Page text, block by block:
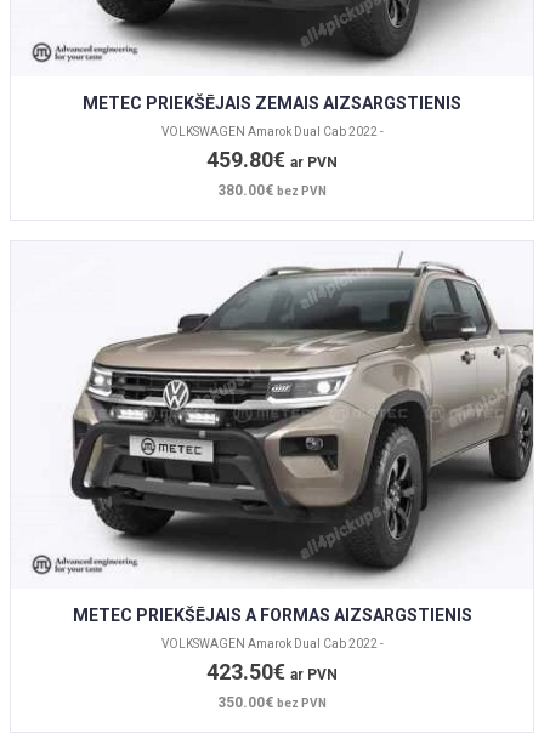
METEC PRIEKŠĒJAIS ZEMAIS AIZSARGSTIENIS
VOLKSWAGEN Amarok Dual Cab 2022 -
459.80€ ar PVN
380.00€ bez PVN
METEC PRIEKŠĒJAIS A FORMAS AIZSARGSTIENIS
VOLKSWAGEN Amarok Dual Cab 2022 -
423.50€ ar PVN
350.00€ bez PVN